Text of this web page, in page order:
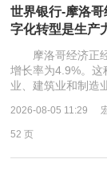
世界银行-摩洛
字化转型是生产
摩洛哥经济正经
增长率为4.9%。
业、建筑业和制造
2026-08-05 11:29
52 页